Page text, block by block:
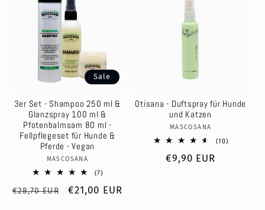
Sale
3er Set - Shampoo 250 ml &
Glanzspray 100 ml &
Pfotenbalmsam 80 ml -
Fellpflegeset für Hunde &
Pferde - Vegan
Anbieter:
MASCOSANA
(7)7
insgesamt
Normaler
€28,70 EUR Verkaufspreis
€21,00 EUR
Otisana - Duftspray für Hunde
und Katzen
Anbieter:
MASCOSANA
(10)10
Normaler
€9,90 EUR